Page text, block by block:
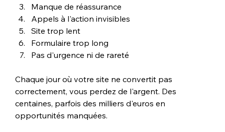
Manque de réassurance
Appels à l'action invisibles
Site trop lent
Formulaire trop long
Pas d'urgence ni de rareté
Chaque jour où votre site ne convertit pas
correctement, vous perdez de l'argent. Des
centaines, parfois des milliers d'euros en
opportunités manquées.